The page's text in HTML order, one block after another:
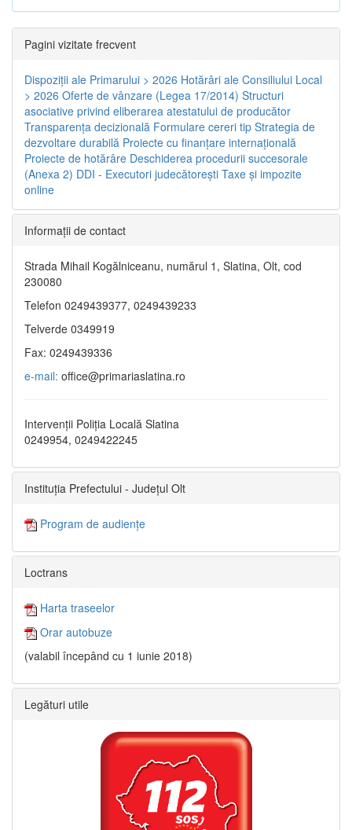
Pagini vizitate frecvent
Dispoziţii ale Primarului > 2026 Hotărâri ale Consiliului Local
> 2026 Oferte de vânzare (Legea 17/2014) Structuri
asociative privind eliberarea atestatului de producător
Transparenţa decizională Formulare cereri tip Strategia de
dezvoltare durabilă Proiecte cu finanţare internaţională
Proiecte de hotărâre Deschiderea procedurii succesorale
(Anexa 2) DDI - Executori judecătorești Taxe şi impozite
online
Informaţii de contact
Strada Mihail Kogălniceanu, numărul 1, Slatina, Olt, cod
230080
Telefon 0249439377, 0249439233
Telverde 0349919
Fax: 0249439336
e-mail: office@primariaslatina.ro
Intervenții Poliția Locală Slatina
0249954, 0249422245
Instituția Prefectului - Județul Olt
Program de audiențe
Loctrans
Harta traseelor
Orar autobuze
(valabil începând cu 1 iunie 2018)
Legături utile